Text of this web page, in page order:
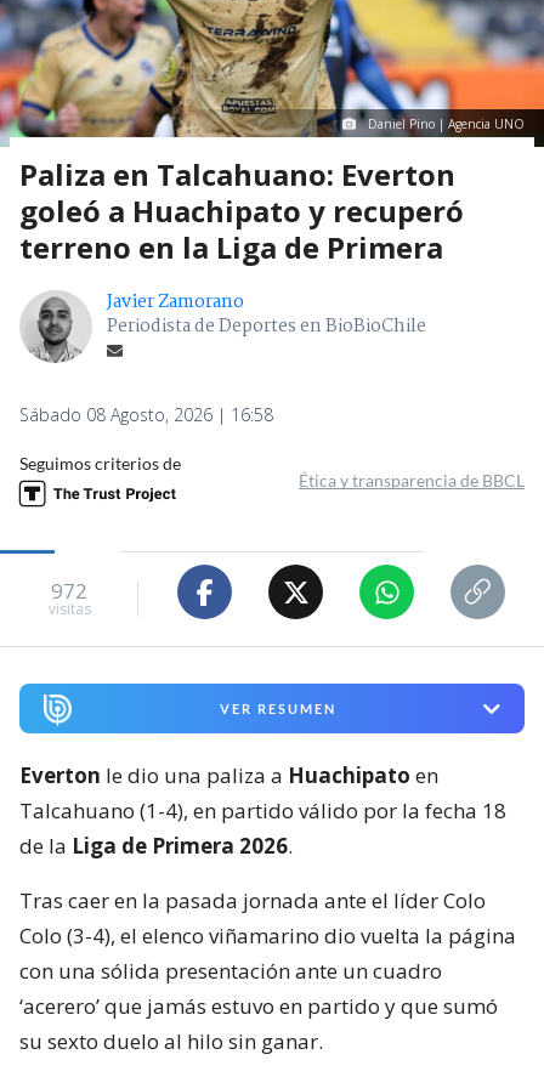
Daniel Pino | Agencia UNO
Paliza en Talcahuano: Everton
goleó a Huachipato y recuperó
terreno en la Liga de Primera
Javier Zamorano
Periodista de Deportes en BioBioChile
Sábado 08 Agosto, 2026 | 16:58
Seguimos criterios de
Ética y transparencia de BBCL
972
visitas
VER RESUMEN
Everton le dio una paliza a Huachipato en
Talcahuano (1-4), en partido válido por la fecha 18
de la Liga de Primera 2026.
Tras caer en la pasada jornada ante el líder Colo
Colo (3-4), el elenco viñamarino dio vuelta la página
con una sólida presentación ante un cuadro
‘acerero’ que jamás estuvo en partido y que sumó
su sexto duelo al hilo sin ganar.